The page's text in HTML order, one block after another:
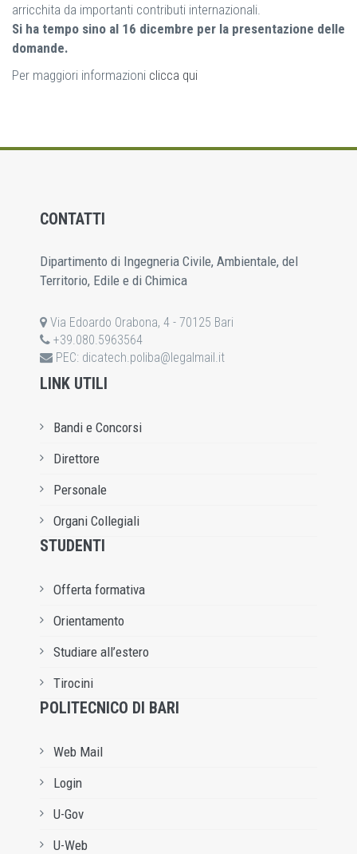
arricchita da importanti contributi internazionali.
Si ha tempo sino al 16 dicembre per la presentazione delle
domande.
Per maggiori informazioni clicca qui
CONTATTI
Dipartimento di Ingegneria Civile, Ambientale, del
Territorio, Edile e di Chimica
Via Edoardo Orabona, 4 - 70125 Bari
+39.080.5963564
PEC: dicatech.poliba@legalmail.it
LINK UTILI
Bandi e Concorsi
Direttore
Personale
Organi Collegiali
STUDENTI
Offerta formativa
Orientamento
Studiare all’estero
Tirocini
POLITECNICO DI BARI
Web Mail
Login
U-Gov
U-Web